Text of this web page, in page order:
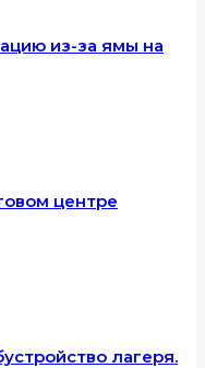
из-за ямы на
центре
лагеря.